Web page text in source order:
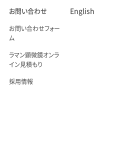
お問い合わせ
お問い合わせフォー
ム
ラマン顕微鏡オンラ
イン見積もり
採用情報
English